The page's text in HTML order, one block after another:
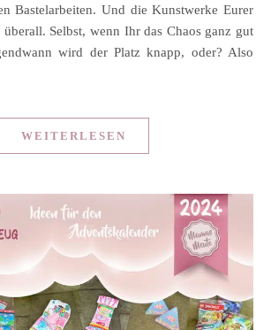
Bastelarbeiten. Und die Kunstwerke Eurer
Selbst, wenn Ihr das Chaos ganz gut
wird der Platz knapp, oder? Also
WEITERLESEN